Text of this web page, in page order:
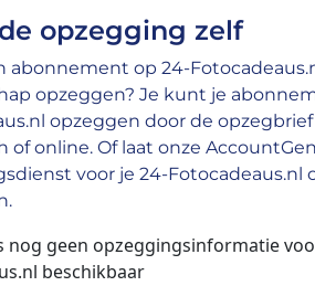
opzegging zelf
abonnement op 24-
opzeggen? Je kunt je
opzeggen door de
of online. Of laat onze
voor je 24-Fotocadeaus.nl
nog geen opzeggingsinformatie
beschikbaar